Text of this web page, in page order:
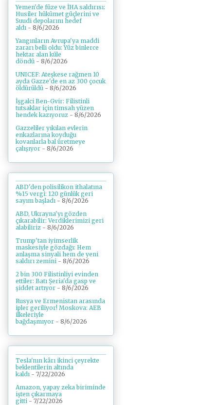
Yemen'de füze ve İHA saldırısı:
Husiler hükümet güçlerini ve
Suudi depolarını hedef
aldı - 8/6/2026
Yangınların Avrupa'ya maddi
zararı belli oldu: Yüz binlerce
hektar alan küle
döndü - 8/6/2026
UNICEF: Ateşkese rağmen 10
ayda Gazze'de en az 300 çocuk
öldürüldü - 8/6/2026
İşgalci Ben-Gvir: Filistinli
tutsaklar için timsah yüzen
hendek kazıyoruz - 8/6/2026
Gazzeliler yıkılan evlerin
enkazlarına koyduğu
kovanlarla bal üretmeye
çalışıyor - 8/6/2026
ABD'den polisilikon ithalatına
%15 vergi: 120 günlük geri
sayım başladı - 8/6/2026
ABD, Ukrayna'yı gözden
çıkarabilir: Verdiklerimizi geri
alabiliriz - 8/6/2026
Trump'tan iyimserlik
maskesiyle gözdağı: Hem
anlaşma sinyali hem de yeni
saldırı zemini - 8/6/2026
2 bin 300 Filistinliyi evinden
ettiler: Batı Şeria'da gasp ve
şiddet artıyor - 8/6/2026
Rusya ve Ermenistan arasında
ipler geriliyor! Moskova: AEB
ilkeleriyle
bağdaşmıyor - 8/6/2026
Tesla'nın kârı ikinci çeyrekte
beklentilerin altında
kaldı - 7/22/2026
Amazon, yapay zeka biriminde
işten çıkarmaya
gitti - 7/22/2026